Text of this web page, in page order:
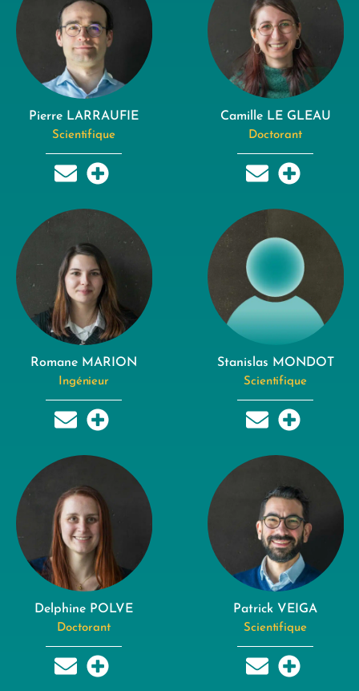
Pierre LARRAUFIE
Scientifique
Camille LE GLEAU
Doctorant
Romane MARION
Ingénieur
Stanislas MONDOT
Scientifique
Delphine POLVE
Doctorant
Patrick VEIGA
Scientifique